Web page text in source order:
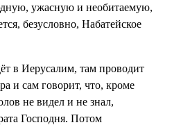
ужасную и необитаемую,
безусловно, Набатейское
в Иерусалим, там проводит
и сам говорит, что, кроме
не видел и не знал,
Господня. Потом